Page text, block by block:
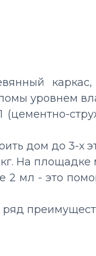
уровнем
дом до 3-х
На
2 мл - это